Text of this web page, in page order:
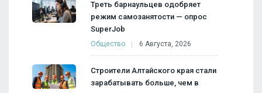
Треть барнаульцев одобряет
режим самозанятости — опрос
SuperJob
Общество 6 Августа, 2026
Строители Алтайского края стали
зарабатывать больше, чем в